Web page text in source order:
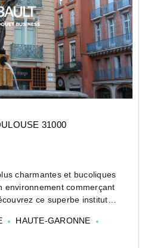
31000
charmantes et bucoliques
environnement commerçant
ce superbe institut
HAUTE-GARONNE